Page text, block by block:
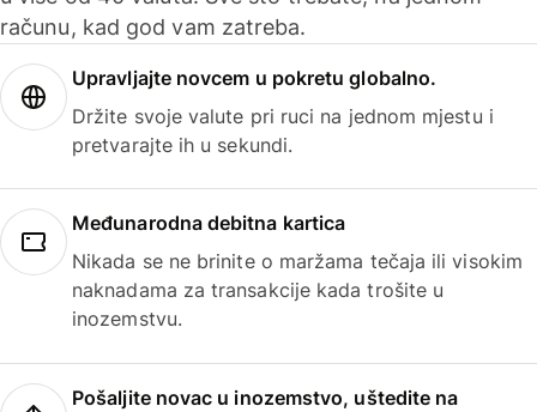
računu, kad god vam zatreba.
Upravljajte novcem u pokretu globalno.
Držite svoje valute pri ruci na jednom mjestu i
pretvarajte ih u sekundi.
Međunarodna debitna kartica
Nikada se ne brinite o maržama tečaja ili visokim
naknadama za transakcije kada trošite u
inozemstvu.
Pošaljite novac u inozemstvo, uštedite na